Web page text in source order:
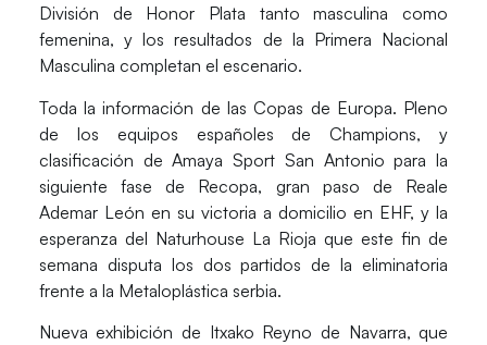
División de Honor Plata tanto masculina como
femenina, y los resultados de la Primera Nacional
Masculina completan el escenario.
Toda la información de las Copas de Europa. Pleno
de los equipos españoles de Champions, y
clasificación de Amaya Sport San Antonio para la
siguiente fase de Recopa, gran paso de Reale
Ademar León en su victoria a domicilio en EHF, y la
esperanza del Naturhouse La Rioja que este fin de
semana disputa los dos partidos de la eliminatoria
frente a la Metaloplástica serbia.
Nueva exhibición de Itxako Reyno de Navarra, que